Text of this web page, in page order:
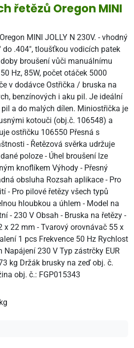
řetězů Oregon MINI
MINI JOLLY N 230V. - vhodný
do .404", tloušťkou vodicích patek
broušení vůči manuálnímu
Hz, 85W, počet otáček 5000
v dodávce Ostřička / bruska na
benzínových i aku pil. Je ideální
a do malých dílen. Miniostřička je
kotouči (obj.č. 106548) a
ostřičku 106550 Přesná s
- Řetězová svěrka udržuje
poloze - Úhel broušení lze
knoflíkem Výhody - Přesný
obsluha Rozsah aplikace - Pro
- Pro pilové řetězy všech typů
hloubkou a úhlem - Model na
- 230 V Obsah - Bruska na řetězy -
x 22 mm - Tvarový orovnávač 55 x
1 pcs Frekvence 50 Hz Rychlost
230 V Typ zástrčky EUR
kg Držák brusky na zeď obj. č.
obj. č.: FGP015343